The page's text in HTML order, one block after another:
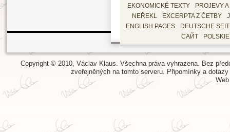
EKONOMICKÉ TEXTY
PROJEVY
NEŘEKL
EXCERPTA Z ČETBY
ENGLISH PAGES
DEUTSCHE
САЙТ
Copyright © 2010, Václav Klaus. Všechna práva vyhrazena. Bez
zveřejněných na tomto serveru. Připomínky a